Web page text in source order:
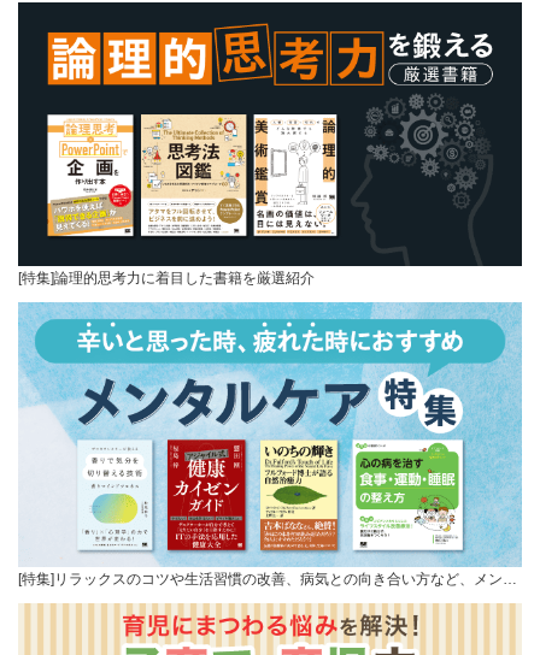
[特集]論理的思考力に着目した書籍を厳選紹介
[特集]リラックスのコツや生活習慣の改善、病気との向き合い方など、メン…